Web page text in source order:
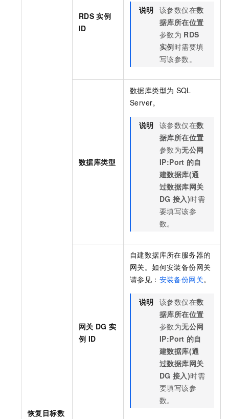
恢复目标数
RDS 实例
ID
说明 该参数仅在数
据库所在位置
参数为 RDS
实例时需要填
写该参数。
数据库类型
数据库类型为 SQL
Server。
说明 该参数仅在数
据库所在位置
参数为无公网
IP:Port 的自
建数据库(通
过数据库网关
DG 接入)时需
要填写该参
数。
网关 DG 实
例 ID
自建数据库所在服务器的
网关。如何安装备份网关
请参见： 安装备份网关。
说明 该参数仅在数
据库所在位置
参数为无公网
IP:Port 的自
建数据库(通
过数据库网关
DG 接入)时需
要填写该参
数。